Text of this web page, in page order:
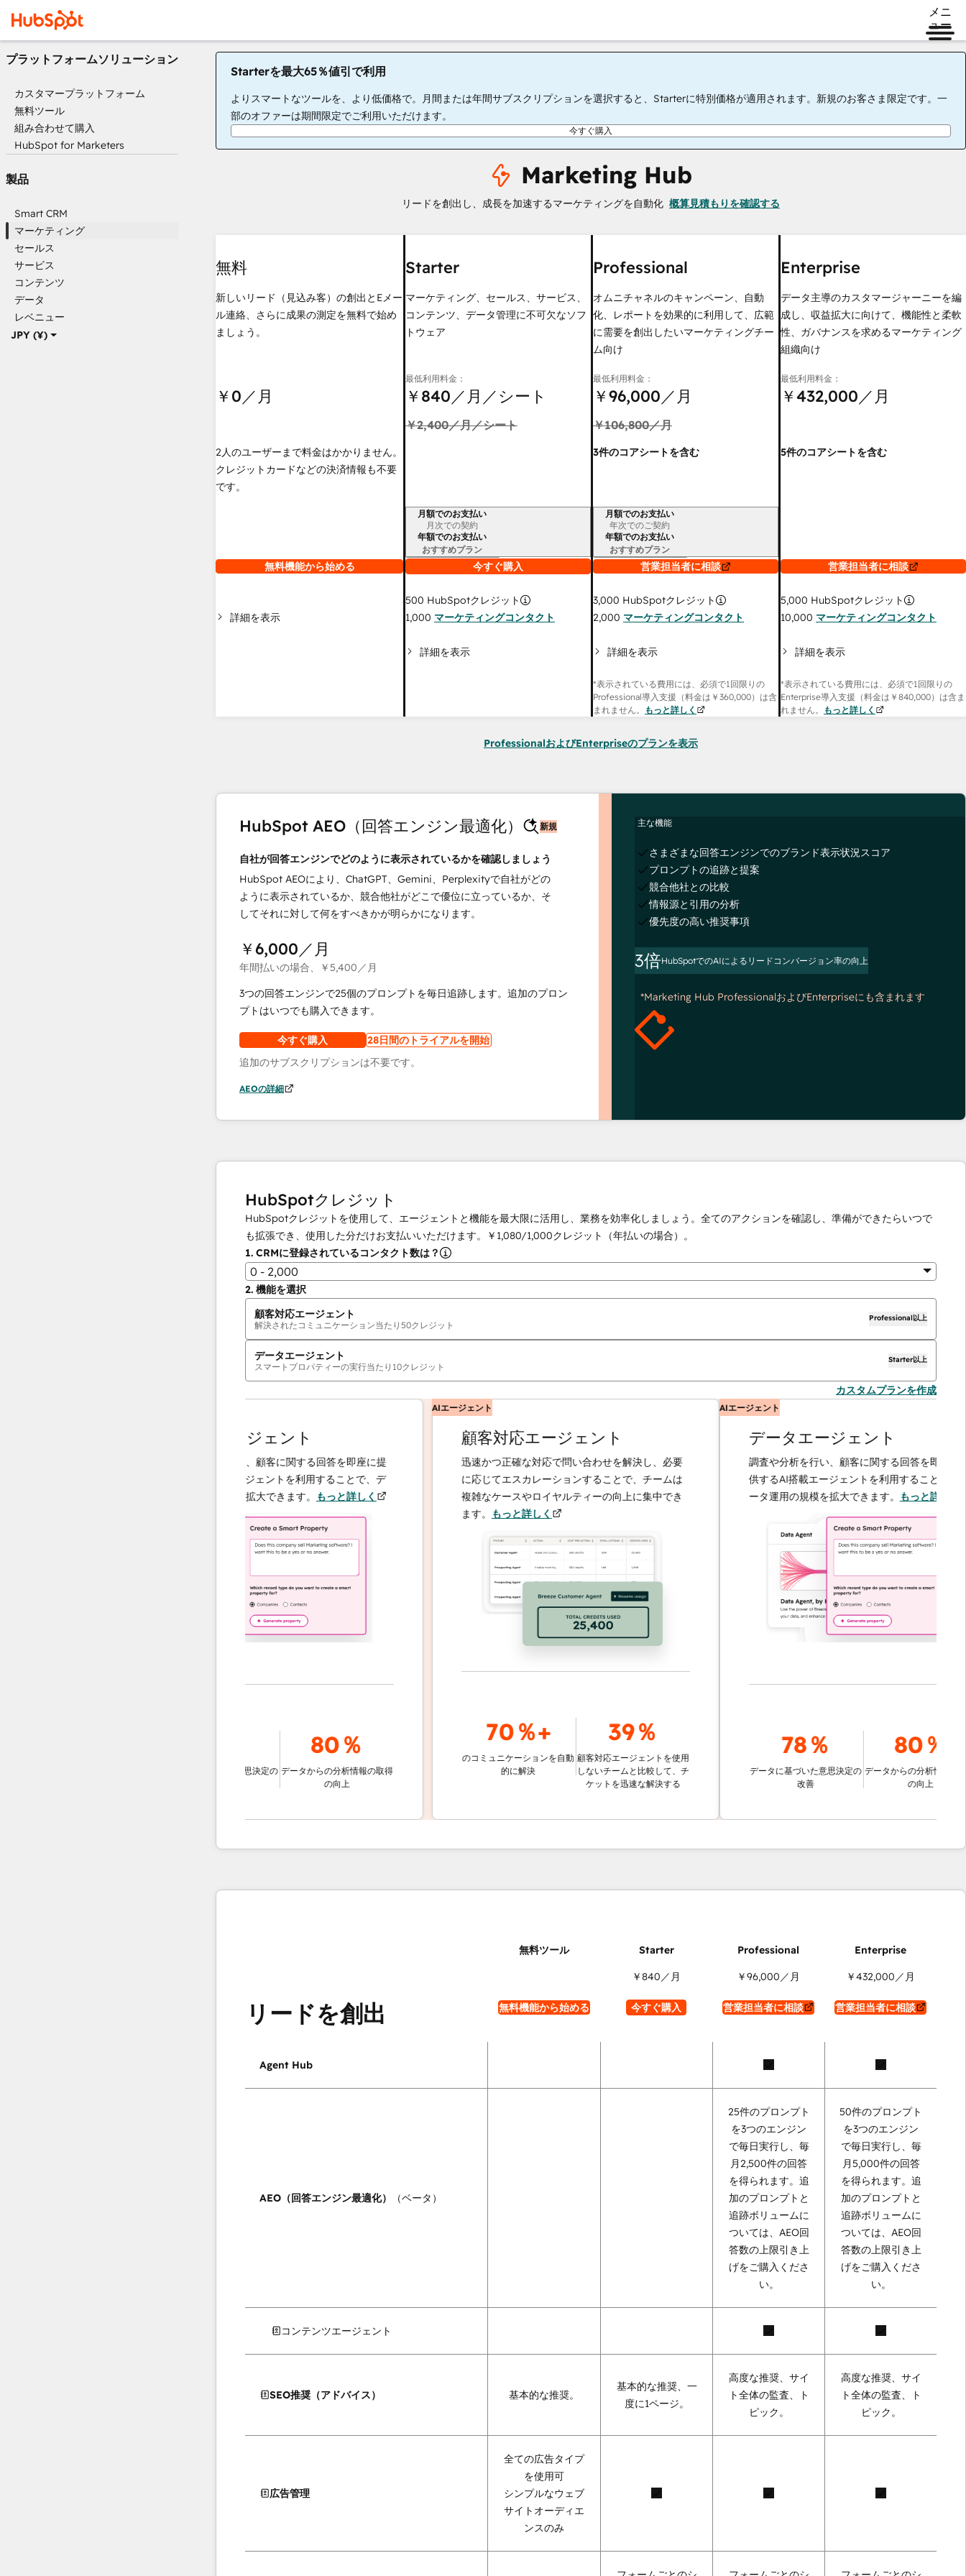
メニ
ュー
JPY (¥)
プラットフォームソリューション
カスタマープラットフォーム
無料ツール
組み合わせて購入
HubSpot for Marketers
製品
Smart CRM
マーケティング
セールス
サービス
コンテンツ
データ
レベニュー
Starterを最大65％値引で利用
よりスマートなツールを、より低価格で。月間または年間サブスクリプションを選択すると、Starterに特別価格が適用されます。新規のお客さま限定です。一
部のオファーは期間限定でご利用いただけます。
今すぐ購入
Marketing Hub
リードを創出し、成長を加速するマーケティングを自動化 概算見積もりを確認する
無料
新しいリード（見込み客）の創出とEメー
ル連絡、さらに成果の測定を無料で始め
ましょう。
￥0／月
2人のユーザーまで料金はかかりません。
クレジットカードなどの決済情報も不要
です。
無料機能から始める
詳細を表示
Starter
マーケティング、セールス、サービス、
コンテンツ、データ管理に不可欠なソフ
トウェア
最低利用料金：
￥840／月／シート
￥2,400／月／シート
請求期間
月額でのお支払い
月次での契約
年額でのお支払い
おすすめプラン
今すぐ購入
500 HubSpotクレジット
1,000 マーケティングコンタクト
詳細を表示
Professional
オムニチャネルのキャンペーン、自動
化、レポートを効果的に利用して、広範
に需要を創出したいマーケティングチー
ム向け
最低利用料金：
￥96,000／月
￥106,800／月
3件のコアシートを含む
請求期間
月額でのお支払い
年次でのご契約
年額でのお支払い
おすすめプラン
営業担当者に相談
3,000 HubSpotクレジット
2,000 マーケティングコンタクト
詳細を表示
*表示されている費用には、必須で1回限りの
Professional導入支援（料金は ￥360,000）は含
まれません。
もっと詳しく
Enterprise
データ主導のカスタマージャーニーを編
成し、収益拡大に向けて、機能性と柔軟
性、ガバナンスを求めるマーケティング
組織向け
最低利用料金：
￥432,000／月
5件のコアシートを含む
営業担当者に相談
5,000 HubSpotクレジット
10,000 マーケティングコンタクト
詳細を表示
*表示されている費用には、必須で1回限りの
Enterprise導入支援（料金は ￥840,000）は含ま
れません。
もっと詳しく
ProfessionalおよびEnterpriseのプランを表示
HubSpot AEO（回答エンジン最適化） 新規
自社が回答エンジンでどのように表示されているかを確認しましょう
HubSpot AEOにより、ChatGPT、Gemini、Perplexityで自社がどの
ように表示されているか、競合他社がどこで優位に立っているか、そ
してそれに対して何をすべきかが明らかになります。
￥6,000／月
年間払いの場合、 ￥5,400／月
3つの回答エンジンで25個のプロンプトを毎日追跡します。追加のプロン
プトはいつでも購入できます。
今すぐ購入
28日間のトライアルを開始
追加のサブスクリプションは不要です。
AEOの詳細
主な機能
さまざまな回答エンジンでのブランド表示状況スコア
プロンプトの追跡と提案
競合他社との比較
情報源と引用の分析
優先度の高い推奨事項
3倍HubSpotでのAIによるリードコンバージョン率の向上
*Marketing Hub ProfessionalおよびEnterpriseにも含まれます
HubSpotクレジット
HubSpotクレジットを使用して、エージェントと機能を最大限に活用し、業務を効率化しましょう。全てのアクションを確認し、準備ができたらいつで
も拡張でき、使用した分だけお支払いいただけます。
￥1,080/1,000クレジット（年払いの場合）。
1. CRMに登録されているコンタクト数は？
0 - 2,000
2. 機能を選択
顧客対応エージェント
解決されたコミュニケーション当たり 50クレジット
Professional以上
データエージェント
スマートプロパティーの実行当たり 10クレジット
Starter以上
カスタムプランを作成
データエージェント
調査や分析を行い、顧客に関する回答を即座に提
供するAI搭載エージェントを利用することで、デ
ータ運用の規模を拡大できます。もっと詳しく
データに基づいた意思決定の
80％
データからの分析情報の取得
の向上
AIエージェント
顧客対応エージェント
迅速かつ正確な対応で問い合わせを解決し、必要
に応じてエスカレーションすることで、チームは
複雑なケースやロイヤルティーの向上に集中でき
ます。もっと詳しく
70％+
のコミュニケーションを自動
的に解決
39％
顧客対応エージェントを使用
しないチームと比較して、チ
ケットを迅速な解決する
AIエージェント
データエージェント
調査や分析を行い、顧客に関する回答を即座に提
供するAI搭載エージェントを利用することで、デ
ータ運用の規模を拡大できます。もっと詳しく
78％
データに基づいた意思決定の
80％
データからの分析情報の取得
の向上
リードを創出 無料機能から始める
￥840 ／月
今すぐ購入
￥96,000 ／月
営業担当者に相談
￥432,000 ／月
営業担当者に相談
Agent Hub
AEO（回答エンジン最適化） （ベータ）
25件のプロンプト
を3つのエンジン
で毎日実行し、毎
月2,500件の回答
を得られます。追
加のプロンプトと
追跡ボリュームに
ついては、AEO回
答数の上限引き上
げをご購入くださ
い。
50件のプロンプト
を3つのエンジン
で毎日実行し、毎
月5,000件の回答
を得られます。追
加のプロンプトと
追跡ボリュームに
ついては、AEO回
答数の上限引き上
げをご購入くださ
い。
コンテンツエージェント
SEO推奨（アドバイス） 基本的な推奨。
基本的な推奨、一
度に1ページ。
高度な推奨、サイ
ト全体の監査、ト
ピック。
高度な推奨、サイ
ト全体の監査、ト
ピック。
広告管理
全ての広告タイプ
を使用可
シンプルなウェブ
サイトオーディエ
ンスのみ